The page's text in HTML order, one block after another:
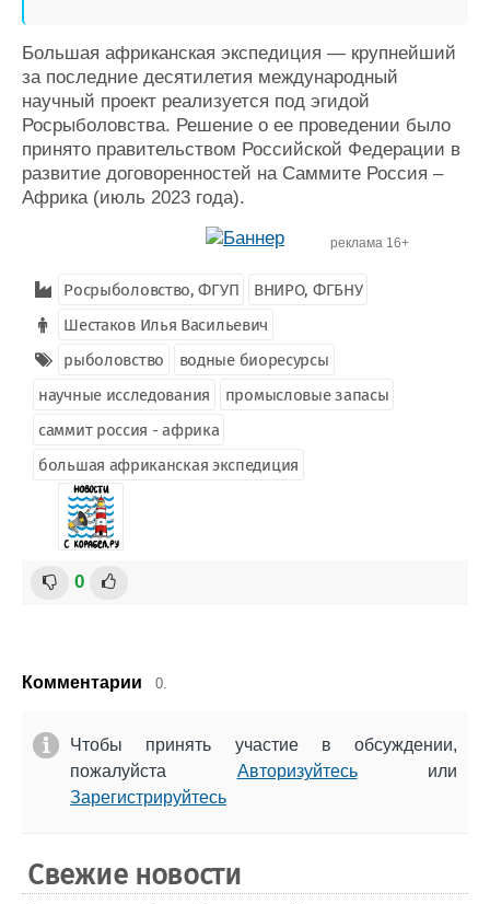
Большая африканская экспедиция — крупнейший
за последние десятилетия международный
научный проект реализуется под эгидой
Росрыболовства. Решение о ее проведении было
принято правительством Российской Федерации в
развитие договоренностей на Саммите Россия –
Африка (июль 2023 года).
реклама 16+
Росрыболовство, ФГУП
ВНИРО, ФГБНУ
Шестаков Илья Васильевич
рыболовство
водные биоресурсы
научные исследования
промысловые запасы
саммит россия - африка
большая африканская экспедиция
0
Комментарии 0.
Чтобы принять участие в обсуждении,
пожалуйста Авторизуйтесьили
Зарегистрируйтесь
Свежие новости